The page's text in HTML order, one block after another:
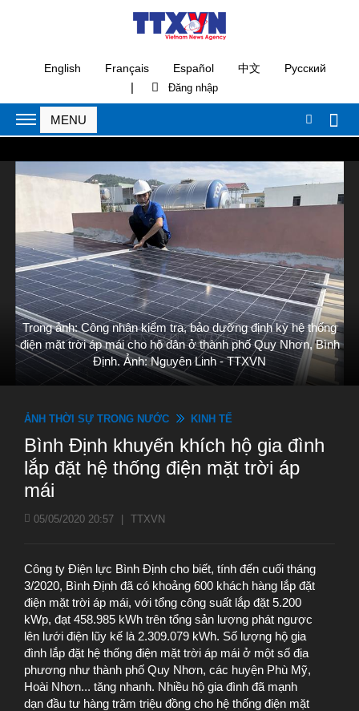
English Français Español 中文 Русский
|
Trong ảnh: Công nhân kiểm tra, bảo dưỡng định kỳ hệ thống
điện mặt trời áp mái cho hộ dân ở thành phố Quy Nhơn, Bình
Định. Ảnh: Nguyên Linh - TTXVN
ẢNH THỜI SỰ TRONG NƯỚC KINH TẾ
Bình Định khuyến khích hộ gia đình
lắp đặt hệ thống điện mặt trời áp
mái
05/05/2020 20:57 TTXVN
Công ty Điện lực Bình Định cho biết, tính đến cuối tháng
3/2020, Bình Định đã có khoảng 600 khách hàng lắp đặt
điện mặt trời áp mái, với tổng công suất lắp đặt 5.200
kWp, đạt 458.985 kWh trên tổng sản lượng phát ngược
lên lưới điện lũy kế là 2.309.079 kWh. Số lượng hộ gia
đình lắp đặt hệ thống điện mặt trời áp mái ở một số địa
phương như thành phố Quy Nhơn, các huyện Phù Mỹ,
Hoài Nhơn... tăng nhanh. Nhiều hộ gia đình đã mạnh
dạn đầu tư hàng trăm triệu đồng cho hệ thống điện mặt